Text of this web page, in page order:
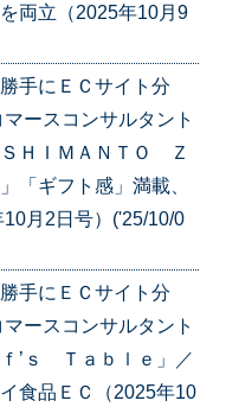
両立（2025年10月9
手にＥＣサイト分
ースコンサルタント
ＨＩＭＡＮＴＯ Ｚ
「ギフト感」満載、
月2日号）('25/10/0
手にＥＣサイト分
ースコンサルタント
’ｓ Ｔａｂｌｅ」／
食品ＥＣ（2025年10